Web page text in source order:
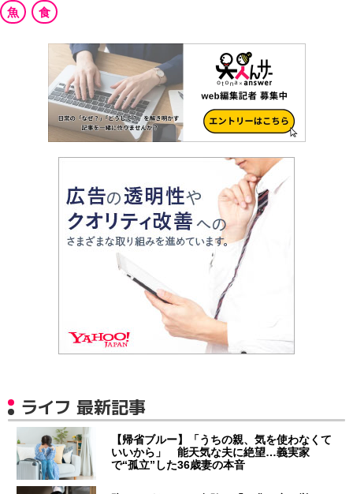
魚
食
ライフ 最新記事
【帰省ブルー】「うちの親、気を使わなくて
いいから」 能天気な夫に絶望…義実家
で“孤立”した36歳妻の本音